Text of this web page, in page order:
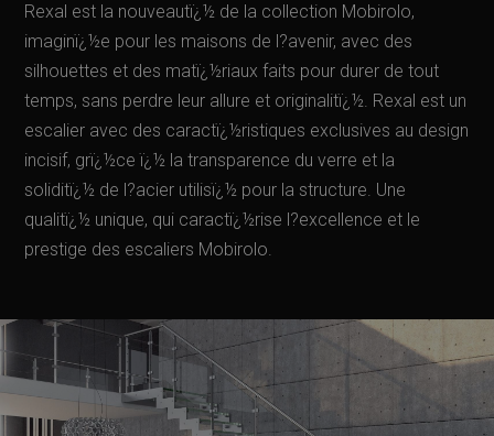
Rexal est la nouveautï¿½ de la collection Mobirolo,
imaginï¿½e pour les maisons de l?avenir, avec des
silhouettes et des matï¿½riaux faits pour durer de tout
temps, sans perdre leur allure et originalitï¿½. Rexal est un
escalier avec des caractï¿½ristiques exclusives au design
incisif, grï¿½ce ï¿½ la transparence du verre et la
soliditï¿½ de l?acier utilisï¿½ pour la structure. Une
qualitï¿½ unique, qui caractï¿½rise l?excellence et le
prestige des escaliers Mobirolo.